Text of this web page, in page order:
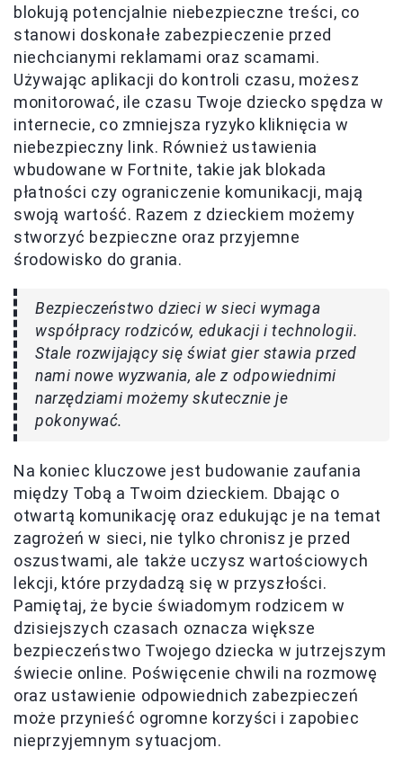
blokują potencjalnie niebezpieczne treści, co
stanowi doskonałe zabezpieczenie przed
niechcianymi reklamami oraz scamami.
Używając aplikacji do kontroli czasu, możesz
monitorować, ile czasu Twoje dziecko spędza w
internecie, co zmniejsza ryzyko kliknięcia w
niebezpieczny link. Również ustawienia
wbudowane w Fortnite, takie jak blokada
płatności czy ograniczenie komunikacji, mają
swoją wartość. Razem z dzieckiem możemy
stworzyć bezpieczne oraz przyjemne
środowisko do grania.
Bezpieczeństwo dzieci w sieci wymaga
współpracy rodziców, edukacji i technologii.
Stale rozwijający się świat gier stawia przed
nami nowe wyzwania, ale z odpowiednimi
narzędziami możemy skutecznie je
pokonywać.
Na koniec kluczowe jest budowanie zaufania
między Tobą a Twoim dzieckiem. Dbając o
otwartą komunikację oraz edukując je na temat
zagrożeń w sieci, nie tylko chronisz je przed
oszustwami, ale także uczysz wartościowych
lekcji, które przydadzą się w przyszłości.
Pamiętaj, że bycie świadomym rodzicem w
dzisiejszych czasach oznacza większe
bezpieczeństwo Twojego dziecka w jutrzejszym
świecie online. Poświęcenie chwili na rozmowę
oraz ustawienie odpowiednich zabezpieczeń
może przynieść ogromne korzyści i zapobiec
nieprzyjemnym sytuacjom.